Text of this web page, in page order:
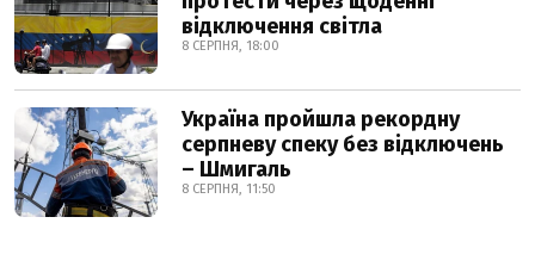
відключення світла
8 СЕРПНЯ, 18:00
Україна пройшла рекордну
серпневу спеку без відключень
– Шмигаль
8 СЕРПНЯ, 11:50